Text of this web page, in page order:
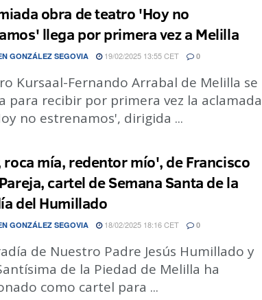
obra de teatro 'Hoy no
llega por primera vez a Melilla
GONZÁLEZ SEGOVIA 19/02/2025 13:55 CET 0
Kursaal-Fernando Arrabal de Melilla se
para recibir por primera vez la aclamada
no estrenamos', dirigida ...
roca mía, redentor mío', de Francisco
cartel de Semana Santa de la
del Humillado
GONZÁLEZ SEGOVIA 18/02/2025 18:16 CET 0
de Nuestro Padre Jesús Humillado y
de la Piedad de Melilla ha
como cartel para ...